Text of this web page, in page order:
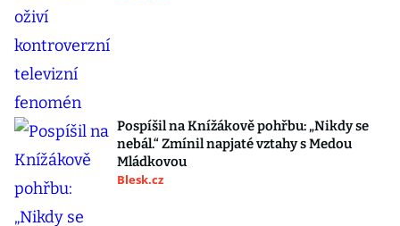
Pospíšil na Knížákově pohřbu: „Nikdy se
nebál.“ Zmínil napjaté vztahy s Medou
Mládkovou
Blesk.cz